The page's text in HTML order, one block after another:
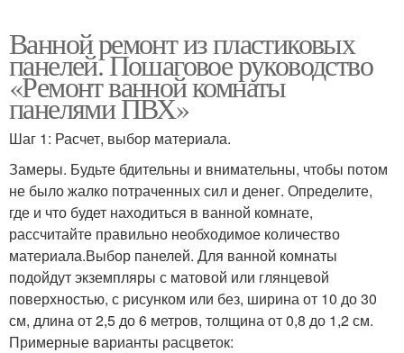
Ванной ремонт из пластиковых
панелей. Пошаговое руководство
«Ремонт ванной комнаты
панелями ПВХ»
Шаг 1: Расчет, выбор материала.
Замеры. Будьте бдительны и внимательны, чтобы потом
не было жалко потраченных сил и денег. Определите,
где и что будет находиться в ванной комнате,
рассчитайте правильно необходимое количество
материала.Выбор панелей. Для ванной комнаты
подойдут экземпляры с матовой или глянцевой
поверхностью, с рисунком или без, ширина от 10 до 30
см, длина от 2,5 до 6 метров, толщина от 0,8 до 1,2 см.
Примерные варианты расцветок: